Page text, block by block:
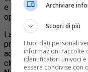
e dichiarazione
operazioni inesistenti.
La Procura di Roma, a
pronunciamento della
accusatorie dei
club,
Andrea Agnelli,
Archiviare
Scopri di più
I tuoi dati personali
informazioni raccolte
identificatori univoci
essere condivise con